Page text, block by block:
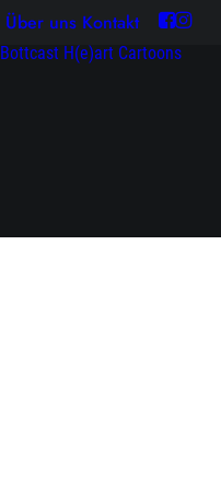
Über uns Kontakt
Bottcast H(e)art Cartoons